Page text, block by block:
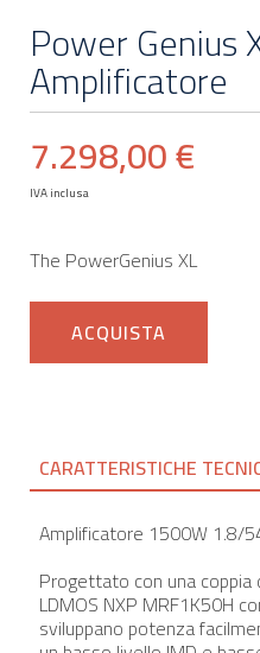
Power Genius
Amplificatore
7.298,00 €
IVA inclusa
The PowerGenius XL
ACQUISTA
CARATTERISTICHE
Amplificatore 1500W 1.8/
Progettato con una
LDMOS NXP MRF1K50H
sviluppano potenza